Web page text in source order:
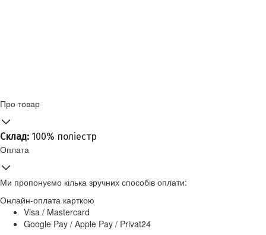
Про товар
Склад: 100% поліестр
Оплата
Ми пропонуємо кілька зручних способів оплати:
Онлайн-оплата карткою
Visa / Mastercard
Google Pay / Apple Pay / Privat24